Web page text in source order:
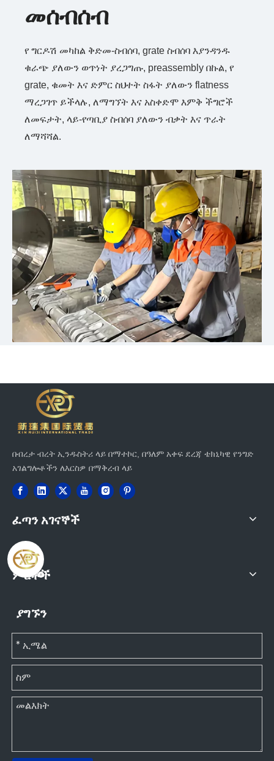
መሰብሰብ
የ ግርዶሽ መካከል ቅድመ-ስብሰባ, grate ስብሰባ እያንዳንዱ
ቁራጭ ያለውን ወጥነት ያረጋግጡ, preassembly በኩል, የ
grate, ቁመት እና ድምር ስህተት ስፋት ያለውን flatness
ማረጋገጥ ይችላሉ, ለማግኘት እና አስቀድሞ እምቅ ችግሮች
ለመፍታት, ላይ-የጣቢያ ስብሰባ ያለውን ብቃት እና ጥራት
ለማሻሻል.
በብረታ ብረት ኢንዱስትሪ ላይ በማተኮር, በዓለም አቀፍ ደረጃ ቴክኒካዊ የንግድ
አገልግሎቶችን ለእርስዎ በማቅረብ ላይ
ፈጣን አገናኞች
ምርቶች
ያግኙን